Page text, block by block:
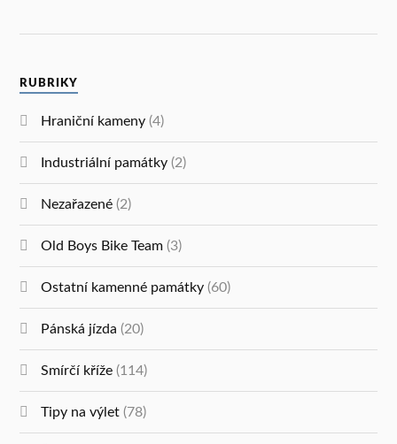
RUBRIKY
Hraniční kameny (4)
Industriální památky (2)
Nezařazené (2)
Old Boys Bike Team (3)
Ostatní kamenné památky (60)
Pánská jízda (20)
Smírčí kříže (114)
Tipy na výlet (78)